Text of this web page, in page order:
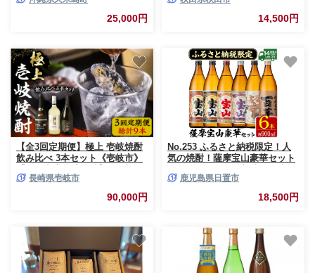
蒸留 ブレンド 酒造り 小規模生
産 手造り 飲み比べ セット 久米
25,000円 14,500円
【全3回定期便】極上 壱岐焼酎
飲み比べ 3本セット《壱岐市》
酎 壱岐 長崎 本格焼酎 セット
飲み比べ [JBZ037] 90000 90000
長崎県壱岐市
90,000円
No.253 ふるさと納税限定！人
気の焼酎！薩摩宝山豪華セット
アルコール 宝山 芋焼酎 薩摩芋
常温 常温保存 セット 飲み比べ
鹿児島 日置市 数量限定【西酒
鹿児島県日置市
18,500円